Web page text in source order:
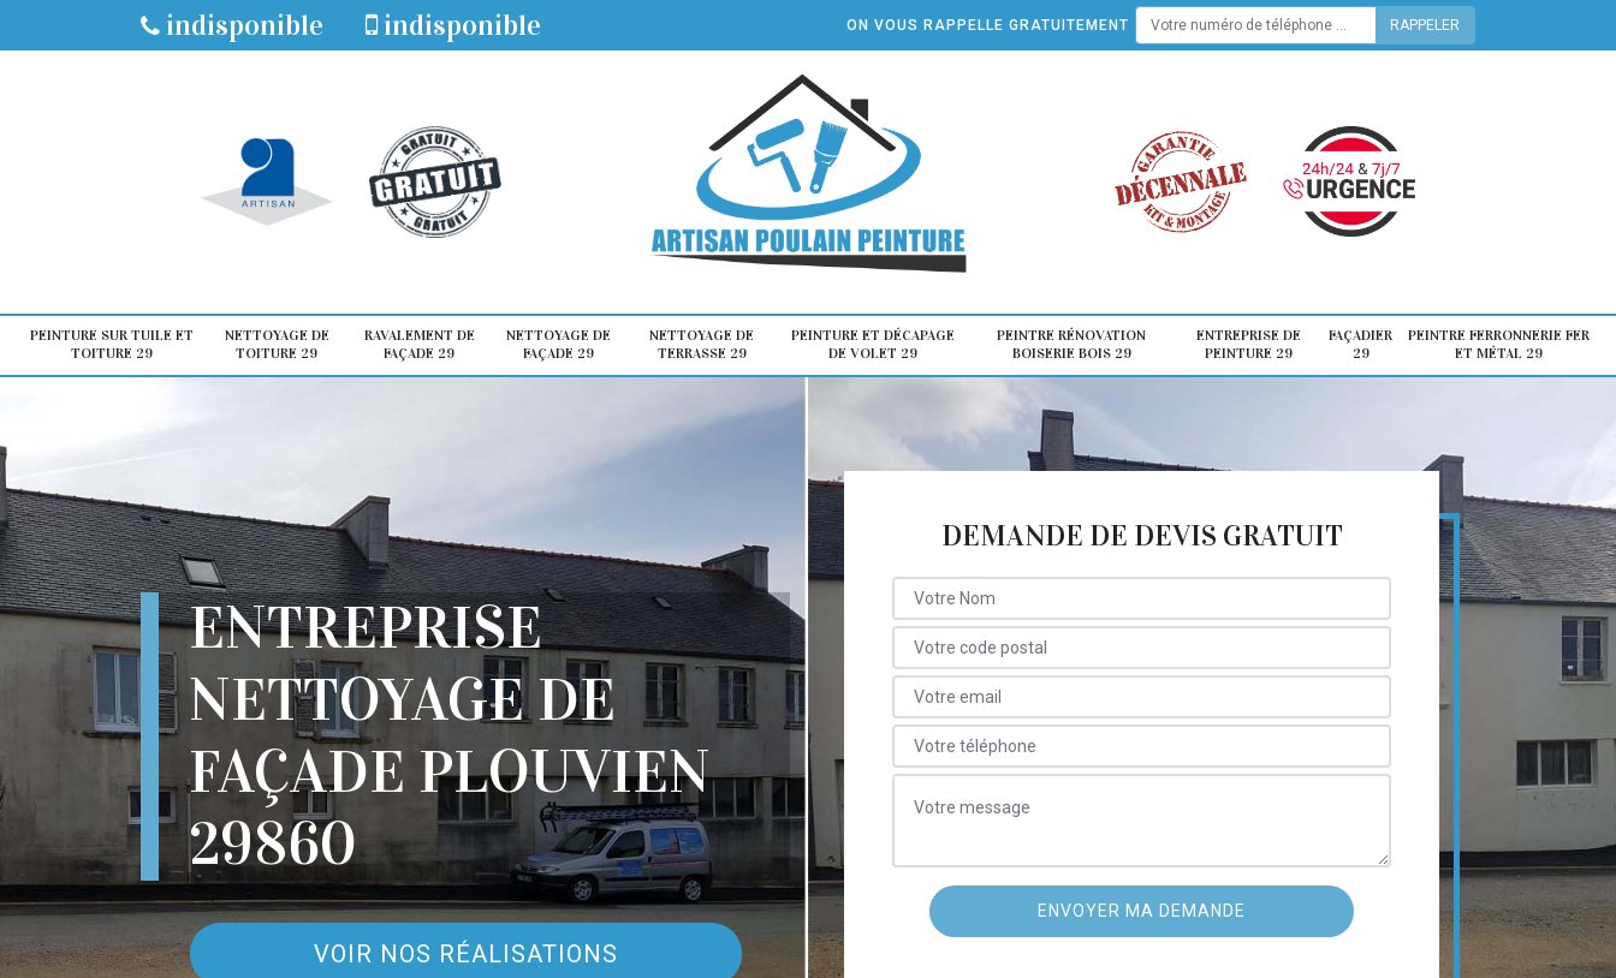
indisponible indisponible ON VOUS RAPPELLE GRATUITEMENT
PEINTURE SUR TUILE ET
TOITURE 29
NETTOYAGE DE
TOITURE 29
RAVALEMENT DE
FAÇADE 29
NETTOYAGE DE
FAÇADE 29
NETTOYAGE DE
TERRASSE 29
PEINTURE ET DÉCAPAGE
DE VOLET 29
PEINTRE RÉNOVATION
BOISERIE BOIS 29
ENTREPRISE DE
PEINTURE 29
FAÇADIER
29
PEINTRE FERRONNERIE FER
ET MÉTAL 29
ENTREPRISE
NETTOYAGE DE
FAÇADE PLOUVIEN
29860
VOIR NOS RÉALISATIONS
DEMANDE DE DEVIS GRATUIT